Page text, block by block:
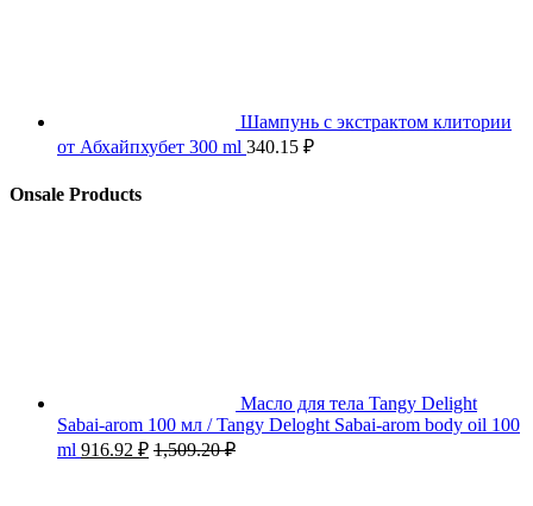
Шампунь с экстрактом клитории
от Абхайпхубет 300 ml 340.15 ₽
Onsale Products
Масло для тела Tangy Delight
Sabai-arom 100 мл / Tangy Deloght Sabai-arom body oil 100
ml 916.92 ₽ 1,509.20₽